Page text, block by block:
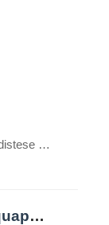
Nel cuore del Lazio, tra distese di verde e sentieri ricchi di fascino, si trova il Bosco di Foglino, un’area naturale che offre una delle esperienze più suggestive e autentiche per gli amanti della natura e della storia. Parte del comune di Nettuno, questo polmone verde si estende per circa 500 ettari e rappresenta uno […]
Miami Beach Acquapark Latina